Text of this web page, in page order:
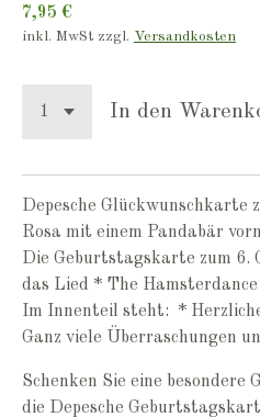
7,95 €
inkl. MwSt zzgl. Versandkosten
In den
Depesche Glückwunschkarte
Rosa mit einem Pandabär
Die Geburtstagskarte zum 6.
das Lied * The Hamsterdance
Im Innenteil steht: *
Ganz viele Überraschungen
Schenken Sie eine besondere
die Depesche